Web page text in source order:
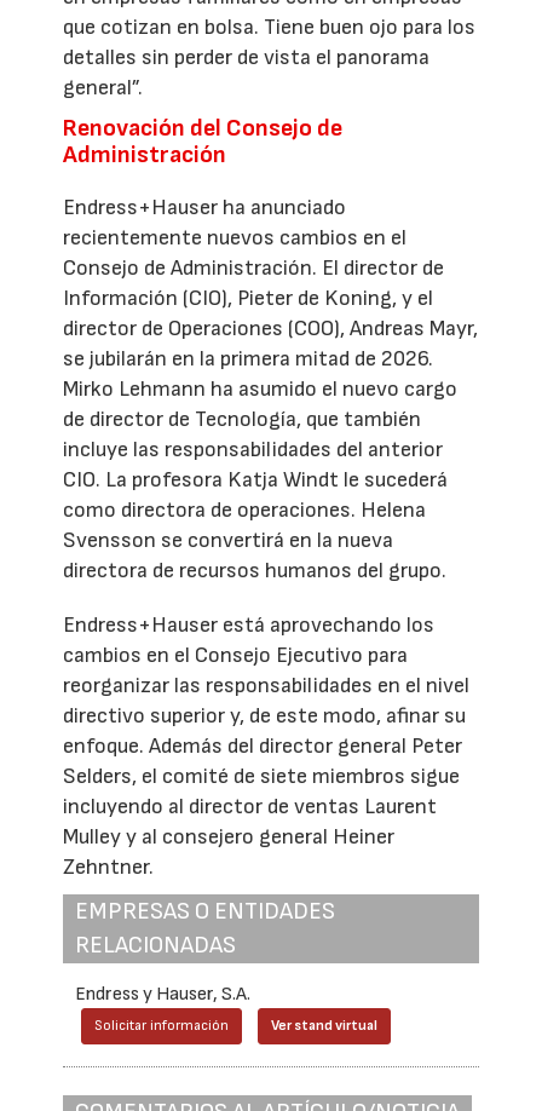
que cotizan en bolsa. Tiene buen ojo para los
detalles sin perder de vista el panorama
general”.
Renovación del Consejo de
Administración
Endress+Hauser ha anunciado
recientemente nuevos cambios en el
Consejo de Administración. El director de
Información (CIO), Pieter de Koning, y el
director de Operaciones (COO), Andreas Mayr,
se jubilarán en la primera mitad de 2026.
Mirko Lehmann ha asumido el nuevo cargo
de director de Tecnología, que también
incluye las responsabilidades del anterior
CIO. La profesora Katja Windt le sucederá
como directora de operaciones. Helena
Svensson se convertirá en la nueva
directora de recursos humanos del grupo.
Endress+Hauser está aprovechando los
cambios en el Consejo Ejecutivo para
reorganizar las responsabilidades en el nivel
directivo superior y, de este modo, afinar su
enfoque. Además del director general Peter
Selders, el comité de siete miembros sigue
incluyendo al director de ventas Laurent
Mulley y al consejero general Heiner
Zehntner.
EMPRESAS O ENTIDADES
RELACIONADAS
Endress y Hauser, S.A.
Solicitar información Ver stand virtual